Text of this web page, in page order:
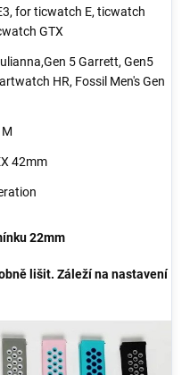
for ticwatch E, ticwatch
GTX
5 Garrett, Gen5
HR, Fossil Men's Gen
42mm
22mm
lišit. Záleží na nastavení